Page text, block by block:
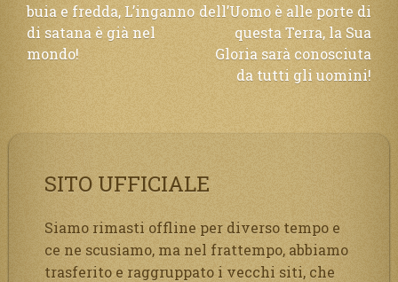
buia e fredda, L’inganno
di satana è già nel
mondo!
dell’Uomo è alle porte di
questa Terra, la Sua
Gloria sarà conosciuta
da tutti gli uomini!
SITO UFFICIALE
Siamo rimasti offline per diverso tempo e
ce ne scusiamo, ma nel frattempo, abbiamo
trasferito e raggruppato i vecchi siti, che